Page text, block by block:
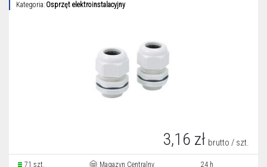
Kategoria: Osprzęt elektroinstalacyjny
3,16 zł brutto / szt.
71 szt. Magazyn Centralny 24 h